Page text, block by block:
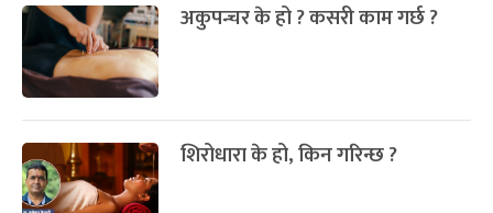
अकुपन्चर के हो ? कसरी काम गर्छ ?
शिरोधारा के हो, किन गरिन्छ ?